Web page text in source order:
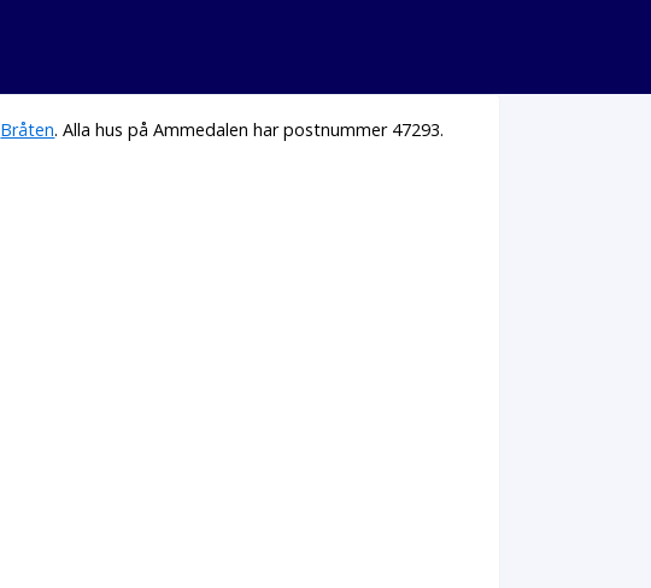
Bråten. Alla hus på Ammedalen har postnummer 47293.